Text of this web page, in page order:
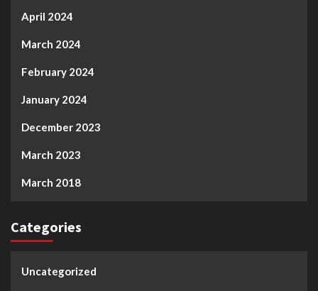
April 2024
March 2024
February 2024
January 2024
December 2023
March 2023
March 2018
Categories
Uncategorized